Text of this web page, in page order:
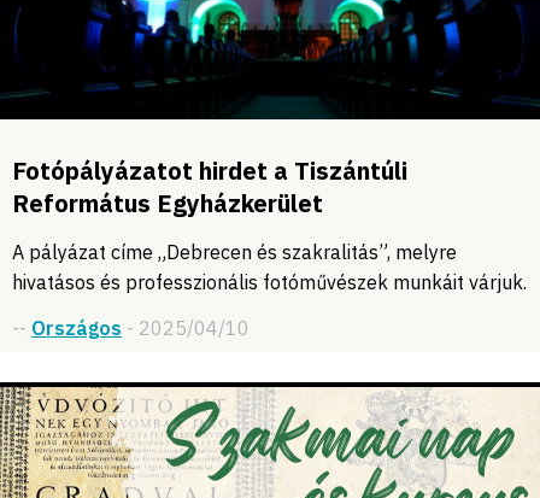
Fotópályázatot hirdet a Tiszántúli
Református Egyházkerület
A pályázat címe „Debrecen és szakralitás”, melyre
hivatásos és professzionális fotóművészek munkáit várjuk.
-- Országos - 2025/04/10